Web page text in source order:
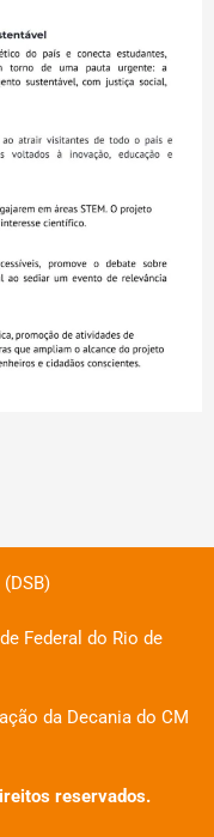
Federal do Rio de
da Decania do CM
reservados.